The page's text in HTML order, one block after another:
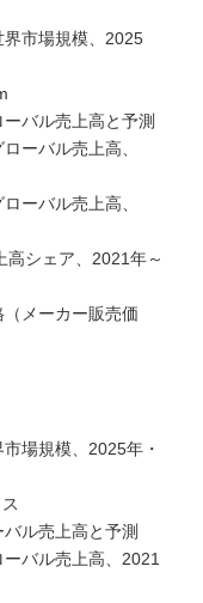
市場規模、2025
バル売上高と予測
ーバル売上高、
ーバル売上高、
シェア、2021年～
（メーカー販売価
場規模、2025年・
ル売上高と予測
バル売上高、2021